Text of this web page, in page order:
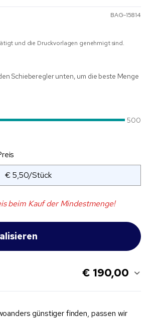
BAG-15814
und die Druckvorlagen genehmigt sind.
Schieberegler unten, um die beste Menge
500
beim Kauf der Mindestmenge!
€ 190,00
günstiger finden, passen wir